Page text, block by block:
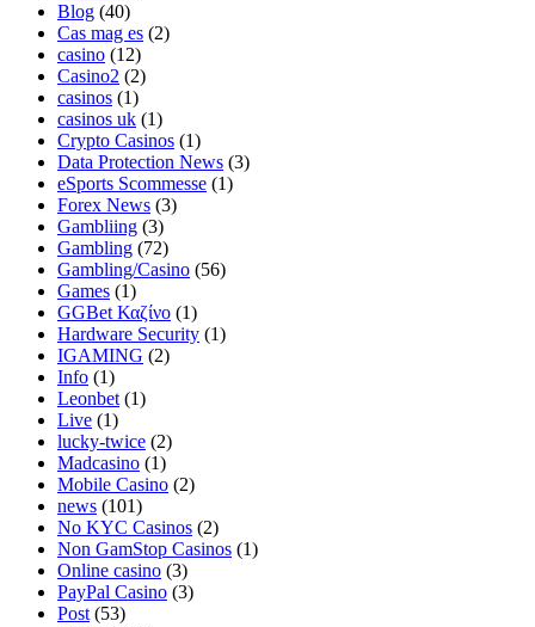
Blog (40)
Cas mag es (2)
casino (12)
Casino2 (2)
casinos (1)
casinos uk (1)
Crypto Casinos (1)
Data Protection News (3)
eSports Scommesse (1)
Forex News (3)
Gambliing (3)
Gambling (72)
Gambling/Casino (56)
Games (1)
GGBet Καζίνο (1)
Hardware Security (1)
IGAMING (2)
Info (1)
Leonbet (1)
Live (1)
lucky-twice (2)
Madcasino (1)
Mobile Casino (2)
news (101)
No KYC Casinos (2)
Non GamStop Casinos (1)
Online casino (3)
PayPal Casino (3)
Post (53)